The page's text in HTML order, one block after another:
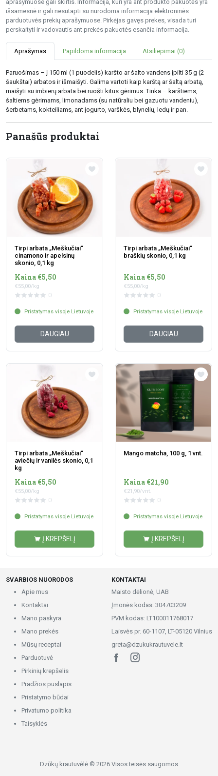
aprašymuose gali skirtis. Informacija, kuri yra ant produkto pakuotės yra
išsamesnė ir gali nesutapti su nurodoma informacija elektroninės
parduotuvės prekių aprašymuose. Pirkėjas gavęs prekes, visada turi
perskaityti ir vadovautis ant prekės pakuotės esančia informacija.
Aprašymas Papildoma informacija Atsiliepimai (0)
Paruošimas – į 150 ml (1 puodelis) karšto ar šalto vandens įpilti 35 g (2
šaukštai) arbatos ir išmaišyti. Galima vartoti kaip karštą ar šaltą arbatą,
maišyti su imbierų arbata bei ruošti kitus gėrimus. Tinka – karštiems,
šaltiems gėrimams, limonadams (su natūraliu bei gazuotu vandeniu),
šerbetams, kokteiliams, ant jogurto, varškės, blynelių, ledų ir pan.
Panašūs produktai
Tirpi arbata „Meškučiai“
cinamono ir apelsinų
skonio, 0,1 kg
Kaina €5,50
€55,00/kg
0
Pristatymas visoje Lietuvoje
DAUGIAU
Tirpi arbata „Meškučiai“
braškių skonio, 0,1 kg
Kaina €5,50
€55,00/kg
0
Pristatymas visoje Lietuvoje
DAUGIAU
Tirpi arbata „Meškučiai“
aviečių ir vanilės skonio, 0,1
kg
Kaina €5,50
€55,00/kg
0
Pristatymas visoje Lietuvoje
Į KREPŠELĮ
Mango matcha, 100 g, 1 vnt.
Kaina €21,90
€21,90/vnt.
0
Pristatymas visoje Lietuvoje
Į KREPŠELĮ
SVARBIOS NUORODOS
Apie mus
Kontaktai
Mano paskyra
Mano prekės
Mūsų receptai
Parduotuvė
Pirkinių krepšelis
Pradžios puslapis
Pristatymo būdai
Privatumo politika
Taisyklės
KONTAKTAI
Maisto dėlionė, UAB
Įmonės kodas: 304703209
PVM kodas: LT100011768017
Laisvės pr. 60-1107, LT-05120 Vilnius
greta@dzukukrautuvele.lt
Dzūkų krautuvėlė © 2026 Visos teisės saugomos